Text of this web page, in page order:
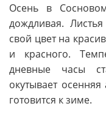
Осень в
дождливая.
свой цвет на
и красного.
дневные часы
окутывает
готовится к зиме.